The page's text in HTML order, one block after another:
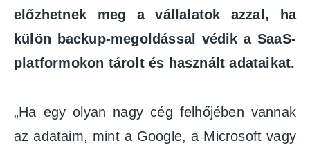
előzhetnek meg a vállalatok azzal, ha
külön backup-megoldással védik a SaaS-
platformokon tárolt és használt adataikat.
„Ha egy olyan nagy cég felhőjében vannak
az adataim, mint a Google, a Microsoft vagy